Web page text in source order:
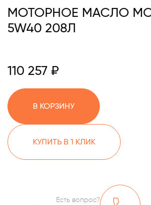
МОТОРНОЕ МАСЛО
5W40 208Л
110 257 ₽
В КОРЗИНУ
КУПИТЬ В 1 КЛИК
Есть вопрос?